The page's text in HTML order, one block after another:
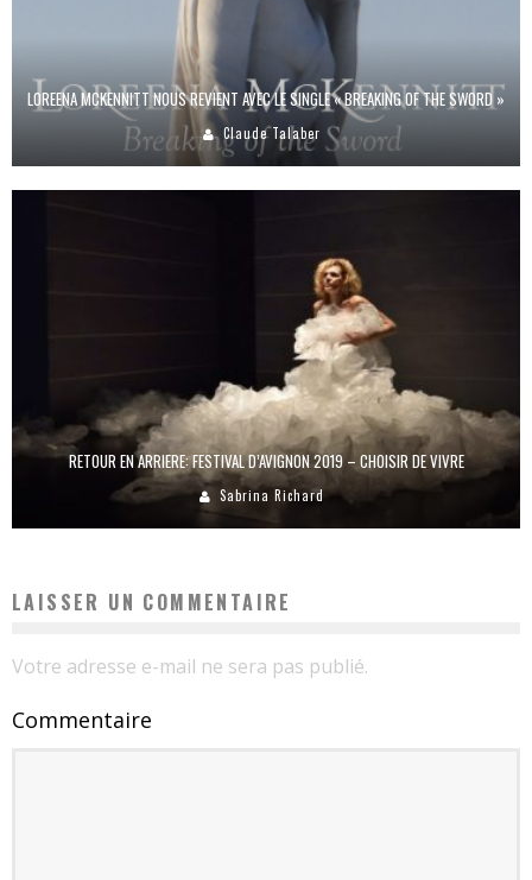
LOREENA MCKENNITT NOUS REVIENT AVEC LE SINGLE « BREAKING OF THE SWORD »
Claude Talaber
RETOUR EN ARRIERE: FESTIVAL D’AVIGNON 2019 – CHOISIR DE VIVRE
Sabrina Richard
LAISSER UN COMMENTAIRE
Votre adresse e-mail ne sera pas publié.
Commentaire